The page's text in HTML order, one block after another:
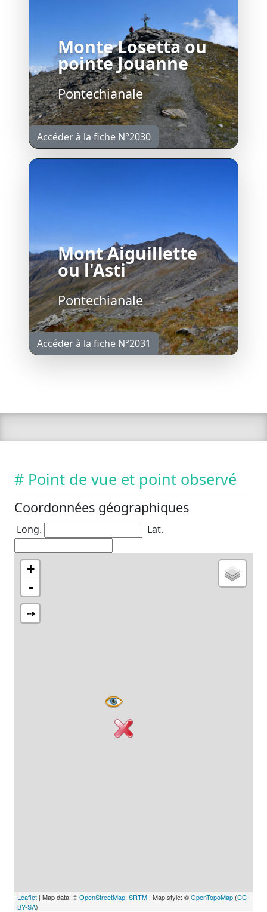
Monte Losetta ou
pointe Jouanne
Pontechianale
Accéder à la fiche N°2030
Mont Aiguillette
ou l'Asti
Pontechianale
Accéder à la fiche N°2031
# Point de vue et point observé
Coordonnées géographiques
Long. Lat.
+
-
⇢
Leaflet | Map data: ©OpenStreetMap, SRTM | Map style: ©OpenTopoMap (CC-
BY-SA)